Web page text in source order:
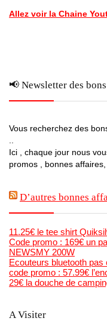
Allez voir la Chaine
📢 Newsletter des
Vous recherchez des
Ici , chaque jour nous
promos , bonnes
D’autres bonnes
11.25€ le tee shirt
Code promo : 169€ un
NEWSMY 200W
Ecouteurs bluetooth
code promo : 57.99€
29€ la douche de
A Visiter